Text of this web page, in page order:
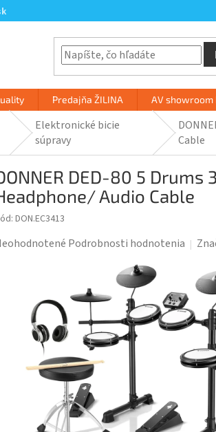
Predajňa ŽILINA AV showroom
Elektronické bicie
súpravy
Cable
DED-80 5
Audio Cable
DON.EC3413
hviezdičiek.
Podrobnosti hodnotenia